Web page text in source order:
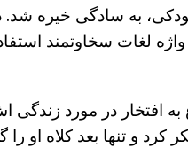
به سادگی خیره
واژه لغات سخاوتمند
افتخار در مورد
کرد و تنها بعد کلاه